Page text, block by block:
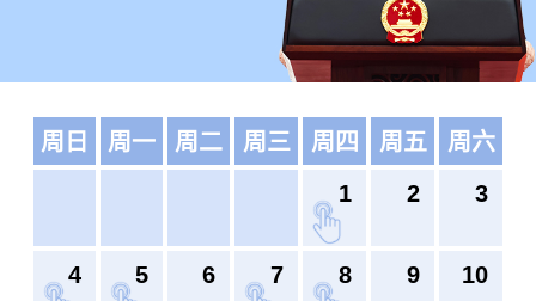
周日 周一 周二 周三 周四 周五
周六
1
2 3
4 5 6 7 8 9 10